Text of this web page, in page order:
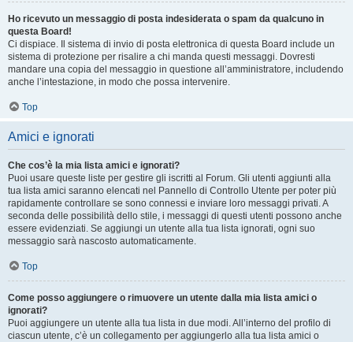
Ho ricevuto un messaggio di posta indesiderata o spam da qualcuno in
questa Board!
Ci dispiace. Il sistema di invio di posta elettronica di questa Board include un
sistema di protezione per risalire a chi manda questi messaggi. Dovresti
mandare una copia del messaggio in questione all’amministratore, includendo
anche l’intestazione, in modo che possa intervenire.
Top
Amici e ignorati
Che cos’è la mia lista amici e ignorati?
Puoi usare queste liste per gestire gli iscritti al Forum. Gli utenti aggiunti alla
tua lista amici saranno elencati nel Pannello di Controllo Utente per poter più
rapidamente controllare se sono connessi e inviare loro messaggi privati. A
seconda delle possibilità dello stile, i messaggi di questi utenti possono anche
essere evidenziati. Se aggiungi un utente alla tua lista ignorati, ogni suo
messaggio sarà nascosto automaticamente.
Top
Come posso aggiungere o rimuovere un utente dalla mia lista amici o
ignorati?
Puoi aggiungere un utente alla tua lista in due modi. All’interno del profilo di
ciascun utente, c’è un collegamento per aggiungerlo alla tua lista amici o